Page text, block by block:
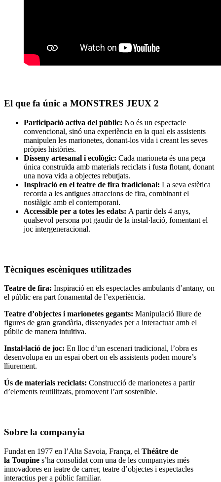
El que fa únic a MONSTRES JEUX 2
Participació activa del públic: No és un espectacle
convencional, sinó una experiència en la qual els assistents
manipulen les marionetes, donant-los vida i creant les seves
pròpies històries.
Disseny artesanal i ecològic: Cada marioneta és una peça
única construïda amb materials reciclats i fusta flotant, donant
una nova vida a objectes rebutjats.
Inspiració en el teatre de fira tradicional: La seva estètica
recorda a les antigues atraccions de fira, combinant el
nostàlgic amb el contemporani.
Accessible per a totes les edats: A partir dels 4 anys,
qualsevol persona pot gaudir de la instal·lació, fomentant el
joc intergeneracional.
Tècniques escèniques utilitzades
Teatre de fira: Inspiració en els espectacles ambulants d’antany, on
el públic era part fonamental de l’experiència.
Teatre d’objectes i marionetes gegants: Manipulació lliure de
figures de gran grandària, dissenyades per a interactuar amb el
públic de manera intuïtiva.
Instal·lació de joc: En lloc d’un escenari tradicional, l’obra es
desenvolupa en un espai obert on els assistents poden moure’s
lliurement.
Ús de materials reciclats: Construcció de marionetes a partir
d’elements reutilitzats, promovent l’art sostenible.
Sobre la companyia
Fundat en 1977 en l’Alta Savoia, França, el Théâtre de
la Toupine s’ha consolidat com una de les companyies més
innovadores en teatre de carrer, teatre d’objectes i espectacles
interactius per a públic familiar.